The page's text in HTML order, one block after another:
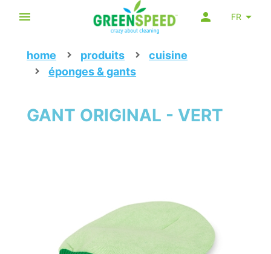
FR
home produits
cuisine
éponges & gants
GANT ORIGINAL - VERT